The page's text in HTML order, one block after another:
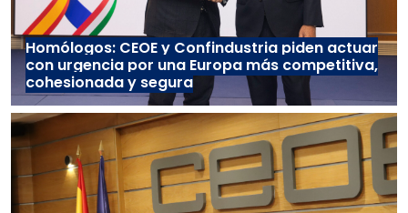
Homólogos: CEOE y Confindustria piden actuar
con urgencia por una Europa más competitiva,
cohesionada y segura